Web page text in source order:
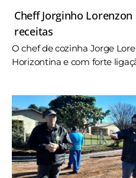
Cheff Jorginho
receitas
O chef de cozinha Jorge
Horizontina e com forte